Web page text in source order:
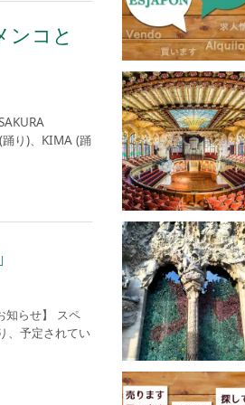
ンコと
り)、KIMA (踊
知らせ】 スペ
、予定されてい